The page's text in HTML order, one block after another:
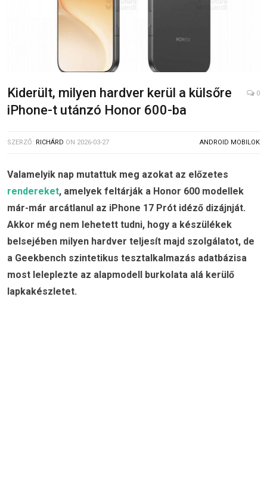
Kiderült, milyen hardver kerül a külsőre
iPhone-t utánzó Honor 600-ba
0
SZERZŐ: RICHÁRD ON 2026-03-27 ANDROID MOBILOK
Valamelyik nap mutattuk meg azokat az előzetes
rendereket, amelyek feltárják a Honor 600 modellek
már-már arcátlanul az iPhone 17 Prót idéző dizájnját.
Akkor még nem lehetett tudni, hogy a készülékek
belsejében milyen hardver teljesít majd szolgálatot, de
a Geekbench szintetikus tesztalkalmazás adatbázisa
most leleplezte az alapmodell burkolata alá kerülő
lapkakészletet.